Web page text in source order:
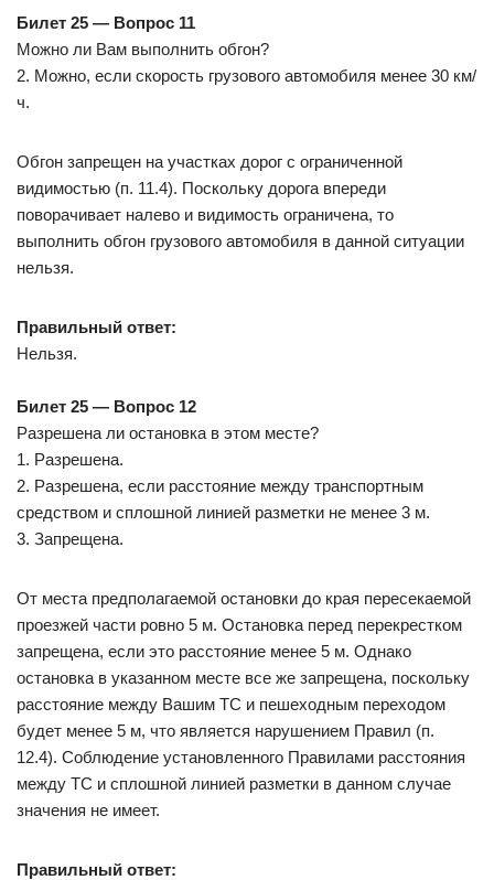
Билет 25 — Вопрос 11
Можно ли Вам выполнить обгон?
2. Можно, если скорость грузового автомобиля менее 30 км/
ч.
Обгон запрещен на участках дорог с ограниченной
видимостью (п. 11.4). Поскольку дорога впереди
поворачивает налево и видимость ограничена, то
выполнить обгон грузового автомобиля в данной ситуации
нельзя.
Правильный ответ:
Нельзя.
Билет 25 — Вопрос 12
Разрешена ли остановка в этом месте?
1. Разрешена.
2. Разрешена, если расстояние между транспортным
средством и сплошной линией разметки не менее 3 м.
3. Запрещена.
От места предполагаемой остановки до края пересекаемой
проезжей части ровно 5 м. Остановка перед перекрестком
запрещена, если это расстояние менее 5 м. Однако
остановка в указанном месте все же запрещена, поскольку
расстояние между Вашим ТС и пешеходным переходом
будет менее 5 м, что является нарушением Правил (п.
12.4). Соблюдение установленного Правилами расстояния
между ТС и сплошной линией разметки в данном случае
значения не имеет.
Правильный ответ: